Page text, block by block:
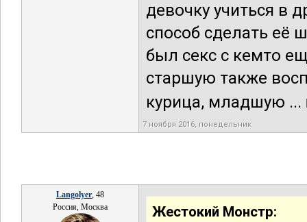
девочку учиться в
способ сделать её
был секс с кемто
старшую также
курица, младшую ...
7 ноября 2016, понедельник
Langolyer, 48
Россия, Москва
Жестокий Монстр: